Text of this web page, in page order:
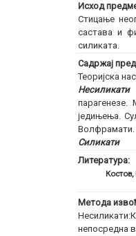
Исход
Стицање
састава и
силиката.
Садржај
Теоријска
Несиликати
једињења.
Волфрамати.
Силикати
Литература:
Метода
непосредна